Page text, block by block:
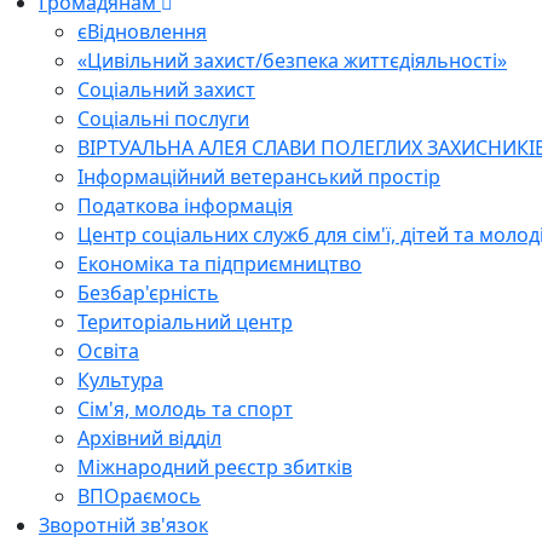
єВідновлення
«Цивільний захист/безпека життєдіяльності»
Соціальний захист
Соціальні послуги
ВІРТУАЛЬНА АЛЕЯ СЛАВИ ПОЛЕГЛИХ
Інформаційний ветеранський простір
Податкова інформація
Центр соціальних служб для сім'ї, дітей та
Економіка та підприємництво
Безбар'єрність
Територіальний центр
Освіта
Культура
Сім'я, молодь та спорт
Архівний відділ
Міжнародний реєстр збитків
ВПОраємось
Зворотній зв'язок